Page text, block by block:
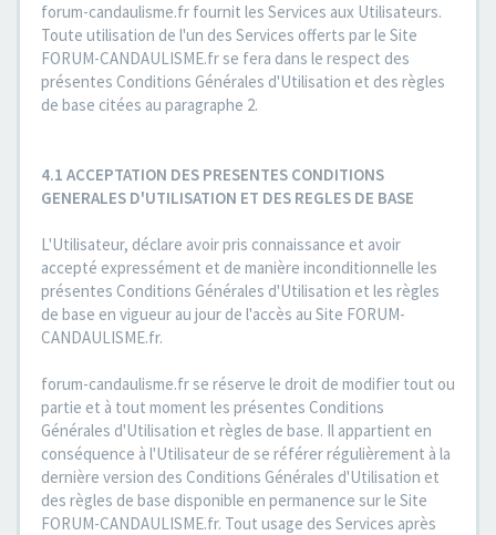
forum-candaulisme.fr fournit les Services aux Utilisateurs.
Toute utilisation de l'un des Services offerts par le Site
FORUM-CANDAULISME.fr se fera dans le respect des
présentes Conditions Générales d'Utilisation et des règles
de base citées au paragraphe 2.
4.1 ACCEPTATION DES PRESENTES CONDITIONS
GENERALES D'UTILISATION ET DES REGLES DE BASE
L'Utilisateur, déclare avoir pris connaissance et avoir
accepté expressément et de manière inconditionnelle les
présentes Conditions Générales d'Utilisation et les règles
de base en vigueur au jour de l'accès au Site FORUM-
CANDAULISME.fr.
forum-candaulisme.fr se réserve le droit de modifier tout ou
partie et à tout moment les présentes Conditions
Générales d'Utilisation et règles de base. Il appartient en
conséquence à l'Utilisateur de se référer régulièrement à la
dernière version des Conditions Générales d'Utilisation et
des règles de base disponible en permanence sur le Site
FORUM-CANDAULISME.fr. Tout usage des Services après